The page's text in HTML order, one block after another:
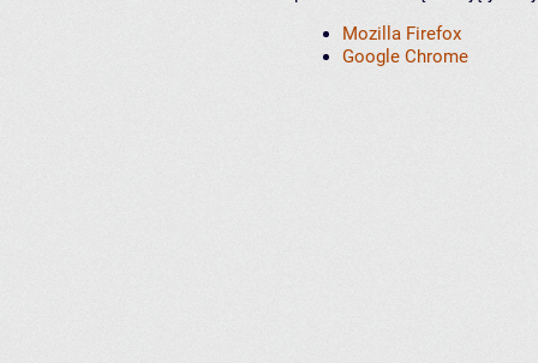
Mozilla Firefox
Google Chrome